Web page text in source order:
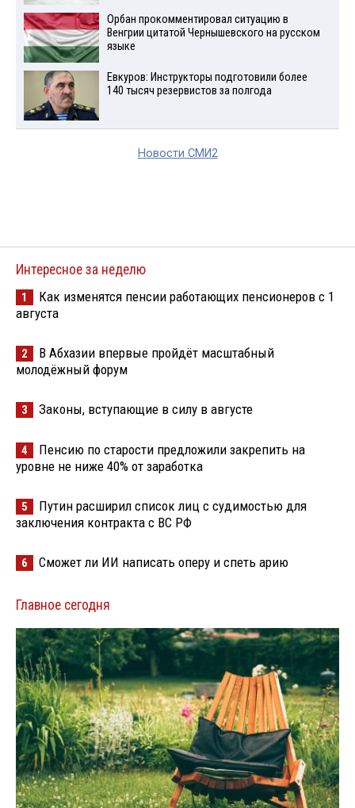
Орбан прокомментировал ситуацию в
Венгрии цитатой Чернышевского на русском
языке
Евкуров: Инструкторы подготовили более
140 тысяч резервистов за полгода
Новости СМИ2
Интересное за неделю
1
Как изменятся пенсии работающих пенсионеров с 1
августа
2
В Абхазии впервые пройдёт масштабный
молодёжный форум
3 Законы, вступающие в силу в августе
4
Пенсию по старости предложили закрепить на
уровне не ниже 40% от заработка
5
Путин расширил список лиц с судимостью для
заключения контракта с ВС РФ
6 Сможет ли ИИ написать оперу и спеть арию
Главное сегодня